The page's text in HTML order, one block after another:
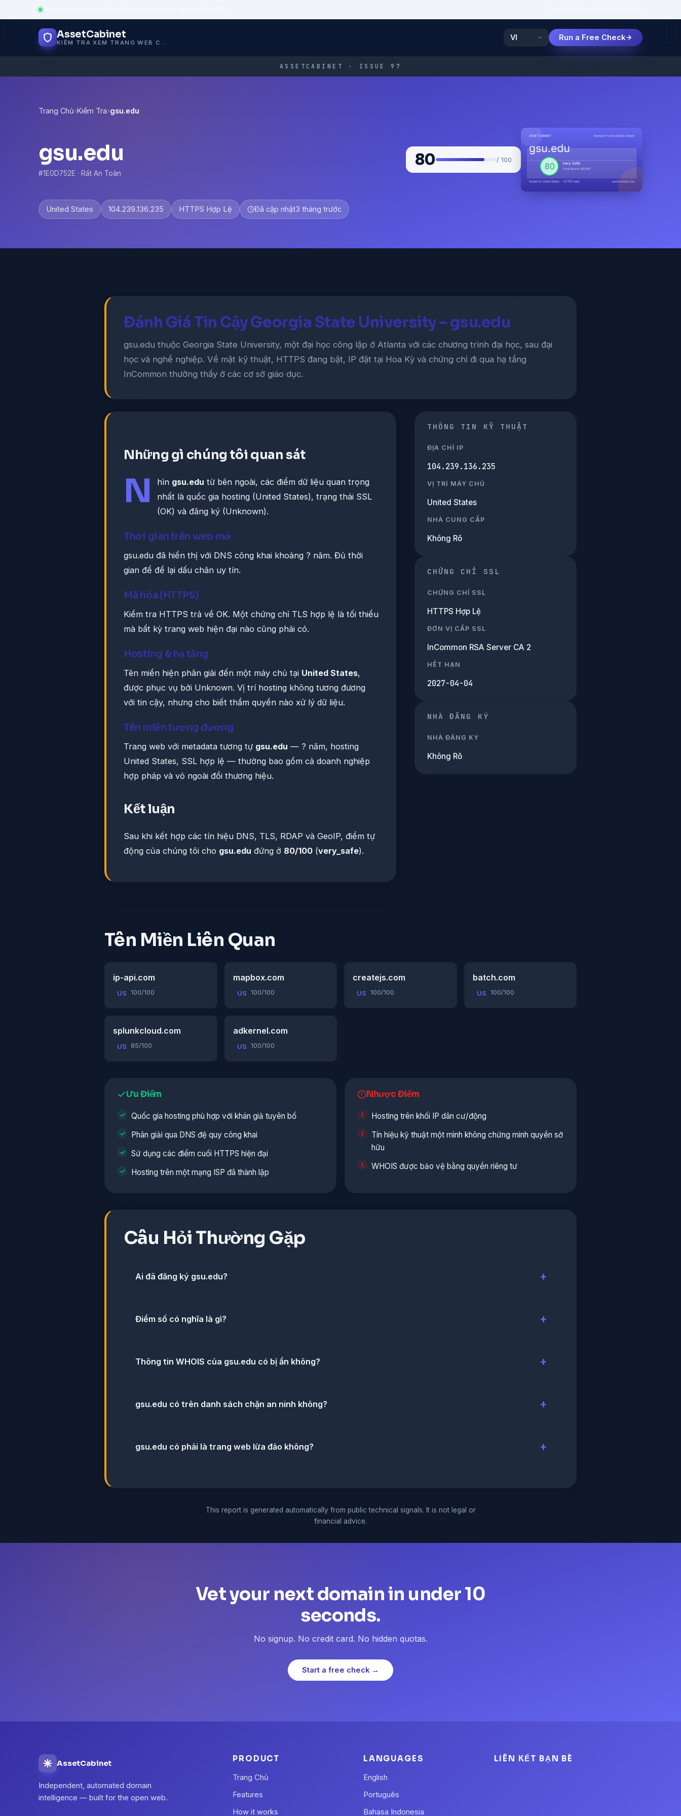
Powered by trustworthy infrastructure
AssetCabinet
KIỂM TRA XEM TRANG WEB CÓ AN TOÀN KHÔNG
Run a Free Check
ASSETCABINET · ISSUE 97
Trang Chủ›Kiểm Tra›gsu.edu
gsu.edu
#1E0D752E · Rất An Toàn
80 / 100
United States 104.239.136.235 HTTPS Hợp Lệ Đã cập nhật3 tháng trước
Đánh Giá Tin Cậy Georgia State University – gsu.edu
gsu.edu thuộc Georgia State University, một đại học công lập ở Atlanta với các chương trình đại học, sau đại
học và nghề nghiệp. Về mặt kỹ thuật, HTTPS đang bật, IP đặt tại Hoa Kỳ và chứng chỉ đi qua hạ tầng
InCommon thường thấy ở các cơ sở giáo dục.
Những gì chúng tôi quan sát
N hìn gsu.edu từ bên ngoài, các điểm dữ liệu quan trọng
nhất là quốc gia hosting (United States), trạng thái SSL
(OK) và đăng ký (Unknown).
Thời gian trên web mở
gsu.edu đã hiển thị với DNS công khai khoảng ? năm. Đủ thời
gian để để lại dấu chân uy tín.
Mã hóa (HTTPS)
Kiểm tra HTTPS trả về OK. Một chứng chỉ TLS hợp lệ là tối thiểu
mà bất kỳ trang web hiện đại nào cũng phải có.
Hosting & hạ tầng
Tên miền hiện phân giải đến một máy chủ tại United States,
được phục vụ bởi Unknown. Vị trí hosting không tương đương
với tin cậy, nhưng cho biết thẩm quyền nào xử lý dữ liệu.
Tên miền tương đương
Trang web với metadata tương tự gsu.edu — ? năm, hosting
United States, SSL hợp lệ — thường bao gồm cả doanh nghiệp
hợp pháp và vỏ ngoài đổi thương hiệu.
Kết luận
Sau khi kết hợp các tín hiệu DNS, TLS, RDAP và GeoIP, điểm tự
động của chúng tôi cho gsu.edu đứng ở 80/100 (very_safe).
THÔNG TIN KỸ THUẬT
ĐỊA CHỈ IP
104.239.136.235
VỊ TRÍ MÁY CHỦ
United States
NHÀ CUNG CẤP
Không Rõ
CHỨNG CHỈ SSL
CHỨNG CHỈ SSL
HTTPS Hợp Lệ
ĐƠN VỊ CẤP SSL
InCommon RSA Server CA 2
HẾT HẠN
2027-04-04
NHÀ ĐĂNG KÝ
NHÀ ĐĂNG KÝ
Không Rõ
Tên Miền Liên Quan
ip-api.com
US 100/100
mapbox.com
US 100/100
createjs.com
US 100/100
batch.com
US 100/100
splunkcloud.com
US 85/100
adkernel.com
US 100/100
Ưu Điểm
Quốc gia hosting phù hợp với khán giả tuyên bố
Phân giải qua DNS đệ quy công khai
Sử dụng các điểm cuối HTTPS hiện đại
Hosting trên một mạng ISP đã thành lập
Nhược Điểm
Hosting trên khối IP dân cư/động
Tín hiệu kỹ thuật một mình không chứng minh quyền sở
hữu
WHOIS được bảo vệ bằng quyền riêng tư
Câu Hỏi Thường Gặp
Ai đã đăng ký gsu.edu?
Điểm số có nghĩa là gì?
Thông tin WHOIS của gsu.edu có bị ẩn không?
gsu.edu có trên danh sách chặn an ninh không?
gsu.edu có phải là trang web lừa đảo không?
This report is generated automatically from public technical signals. It is not legal or
financial advice.
Vet your next domain in under 10
seconds.
No signup. No credit card. No hidden quotas.
Start a free check →
AssetCabinet
Independent, automated domain
intelligence — built for the open web.
PRODUCT
Trang Chủ
Features
How it works
LANGUAGES
English
Português
Bahasa Indonesia
LIÊN KẾT BẠN BÈ